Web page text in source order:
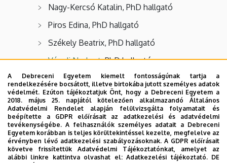
Nagy-Kercsó Katalin, PhD hallgató
Piros Edina, PhD hallgató
Székely Beatrix, PhD hallgató
Váradi Norbert, PhD hallgató
Bárczi Bence
, PhD hallgató
Berencsi Alexa, PhD hallgató
Nagy Fruzsina, PhD hallgató
Rácz Adél, PhD hallgató
Boros Henrietta Mónika, PhD hallgató
A Debreceni Egyetem kiemelt fontosságúnak tartja a
rendelkezésére bocsátott, illetve birtokába jutott személyes adatok
védelmét. Ezúton tájékoztatjuk Önt, hogy a Debreceni Egyetem a
2018. május 25. napjától kötelezően alkalmazandó Általános
Adatvédelmi Rendelet alapján felülvizsgálta folyamatait és
beépítette a GDPR előírásait az adatkezelési és adatvédelmi
tevékenységébe. A felhasználók személyes adatait a Debreceni
Egyetem korábban is teljes körültekintéssel kezelte, megfelelve az
érvényben lévő adatkezelési szabályozásoknak. A GDPR előírásait
követve frissítettük Adatvédelmi Tájékoztatónkat, amelyet az
alábbi linkre kattintva olvashat el:Adatkezelési tájékoztató. DE